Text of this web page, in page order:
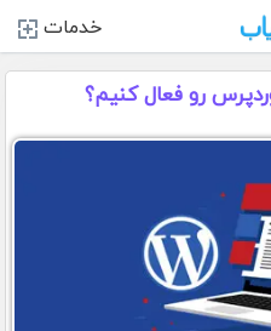
خدمات
رو فعال کنیم؟